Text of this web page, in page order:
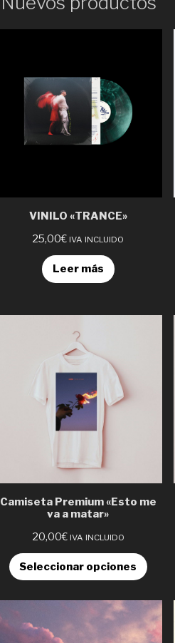
VINILO «TRANCE»
25,00€ IVA INCLUIDO
Leer más
Camiseta Premium «Esto me
va a matar»
20,00€ IVA INCLUIDO
Seleccionar opciones